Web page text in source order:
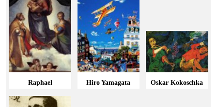
Raphael Hiro Yamagata Oskar Kokoschka